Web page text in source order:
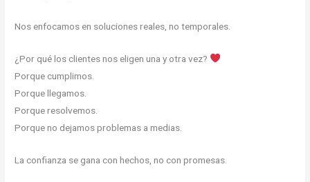
Nos enfocamos en soluciones reales, no temporales.
¿Por qué los clientes nos eligen una y otra vez?
Porque cumplimos.
Porque llegamos.
Porque resolvemos.
Porque no dejamos problemas a medias.
La confianza se gana con hechos, no con promesas.